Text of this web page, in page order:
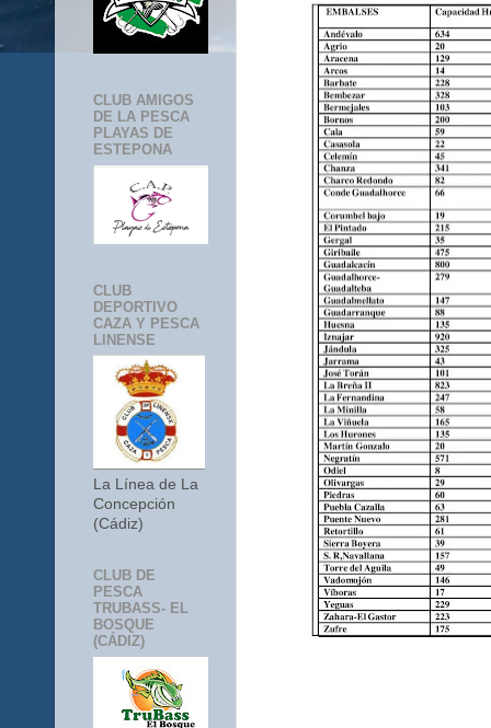
CLUB AMIGOS
DE LA PESCA
PLAYAS DE
ESTEPONA
CLUB
DEPORTIVO
CAZA Y PESCA
LINENSE
La Línea de La
Concepción
(Cádiz)
CLUB DE
PESCA
TRUBASS- EL
BOSQUE
(CÁDIZ)